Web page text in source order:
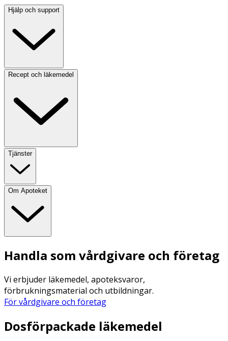
Hjälp och support
Recept och läkemedel
Tjänster
Om Apoteket
Handla som vårdgivare och företag
Vi erbjuder läkemedel, apoteksvaror,
förbrukningsmaterial och utbildningar.
För vårdgivare och företag
Dosförpackade läkemedel